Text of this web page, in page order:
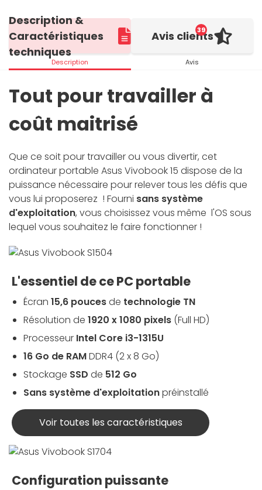
Description &
Caractéristiques
techniques
Description
39
Avis clients
Avis
Tout pour travailler à
coût maitrisé
Que ce soit pour travailler ou vous divertir, cet
ordinateur portable Asus Vivobook 15 dispose de la
puissance nécessaire pour relever tous les défis que
vous lui proposerez ! Fourni sans système
d'exploitation, vous choisissez vous même l'OS sous
lequel vous souhaitez le faire fonctionner !
L'essentiel de ce PC portable
Écran 15,6 poucesde technologie TN
Résolution de 1920 x 1080 pixels (Full HD)
Processeur Intel Core i3-1315U
16 Go de RAMDDR4 (2 x 8 Go)
Stockage SSD de 512 Go
Sans système d'exploitationpréinstallé
Voir toutes les caractéristiques
Configuration puissante